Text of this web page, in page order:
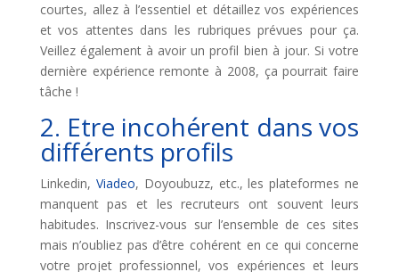
courtes, allez à l’essentiel et détaillez vos expériences
et vos attentes dans les rubriques prévues pour ça.
Veillez également à avoir un profil bien à jour. Si votre
dernière expérience remonte à 2008, ça pourrait faire
tâche !
2. Etre incohérent dans vos
différents profils
Linkedin, Viadeo, Doyoubuzz, etc., les plateformes ne
manquent pas et les recruteurs ont souvent leurs
habitudes. Inscrivez-vous sur l’ensemble de ces sites
mais n’oubliez pas d’être cohérent en ce qui concerne
votre projet professionnel, vos expériences et leurs